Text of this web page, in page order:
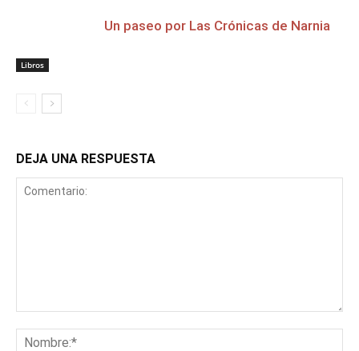
Libros
Un paseo por Las Crónicas de Narnia
DEJA UNA RESPUESTA